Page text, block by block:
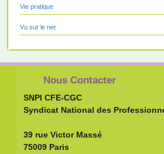
Vie pratique
Vu sur le net
Nous Contacter
SNPI CFE-CGC
Syndicat National des
39 rue Victor Massé
75009 Paris